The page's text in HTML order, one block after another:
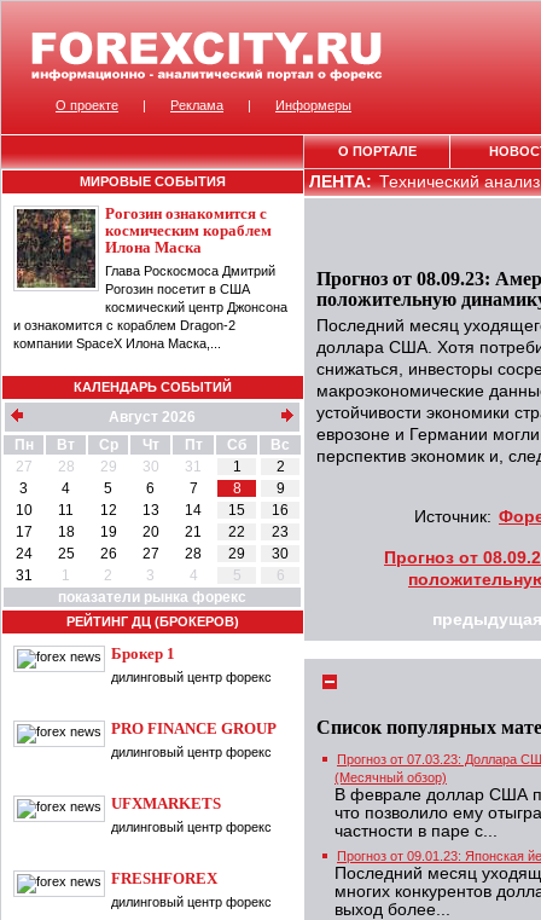
МИРОВЫЕ СОБЫТИЯ
Рогозин ознакомится с
космическим кораблем
Илона Маска
Глава Роскосмоса Дмитрий
Рогозин посетит в США
космический центр Джонсона
и ознакомится с кораблем Dragon-2
компании SpaceX Илона Маска,...
КАЛЕНДАРЬ СОБЫТИЙ
Август 2026
Пн
Вт Ср Чт Пт Сб
Вс
27
28 29 30 31 1
2
3
4 5 6 7 8
9
10
11 12 13 14 15
16
17
18 19 20 21 22
23
24
25 26 27 28 29
30
31
1 2 3 4 5
6
показатели рынка форекс
РЕЙТИНГ ДЦ (БРОКЕРОВ)
Брокер 1
дилинговый центр форекс
PRO FINANCE GROUP
дилинговый центр форекс
UFXMARKETS
дилинговый центр форекс
FRESHFOREX
дилинговый центр форекс
ЛЕНТА:Технический
Прогноз от 08.09.23:
положительную
Последний месяц
доллара США. Хотя
снижаться, инвесторы
макроэкономические
устойчивости экономики
еврозоне и Германии
перспектив экономик и,
Источник:
Прогноз от
предыдущая
Список популярных
Прогноз от 07.03.23: Доллара
(Месячный обзор)
В феврале доллар США
что позволило ему
частности в паре с...
Прогноз от 09.01.23: Японская
Последний месяц
многих конкурентов
выход более...
О проекте | Реклама | Информеры
О ПОРТАЛЕ